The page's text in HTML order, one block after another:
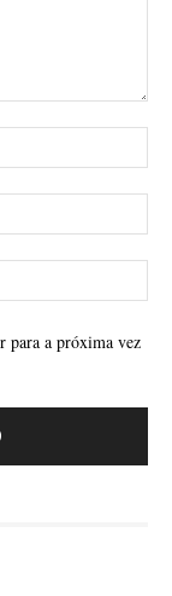
para a próxima vez